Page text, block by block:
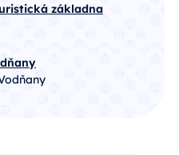
základna